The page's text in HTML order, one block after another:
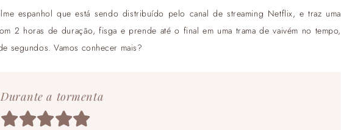
espanhol que está sendo distribuído pelo canal de streaming Netflix, e traz uma
2 horas de duração, fisga e prende até o final em uma trama de vaivém no tempo,
segundos. Vamos conhecer mais?
Durante a tormenta